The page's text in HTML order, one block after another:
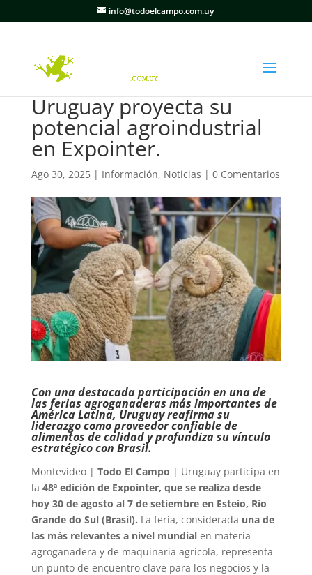
info@todoelcampo.com.uy
Uruguay proyecta su
potencial agroindustrial
en Expointer.
Ago 30, 2025| Información, Noticias | 0 Comentarios
Con una destacada participación en una de
las ferias agroganaderas más importantes de
América Latina, Uruguay reafirma su
liderazgo como proveedor confiable de
alimentos de calidad y profundiza su vínculo
estratégico con Brasil.
Montevideo | Todo El Campo | Uruguay participa en
la 48ª edición de Expointer, que se realiza desde
hoy 30 de agosto al 7 de setiembre en Esteio, Rio
Grande do Sul (Brasil). La feria, considerada una de
las más relevantes a nivel mundialen materia
agroganadera y de maquinaria agrícola, representa
un punto de encuentro clave para los negocios y la